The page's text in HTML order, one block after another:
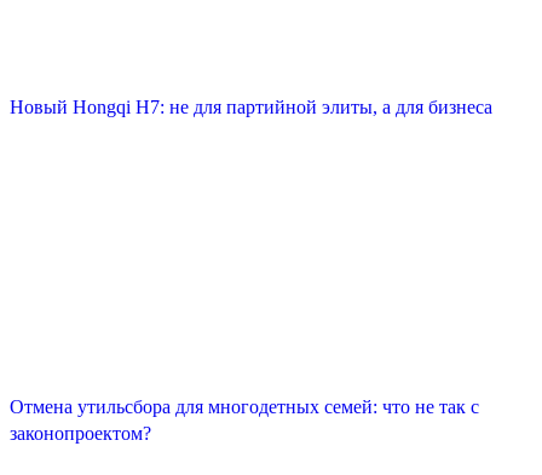
Новый Hongqi H7: не для партийной элиты, а для бизнеса
Отмена утильсбора для многодетных семей: что не так с
законопроектом?